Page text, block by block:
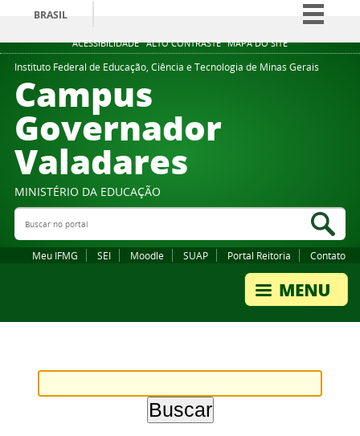
ACESSIBILIDADE ALTO CONTRASTE MAPA DO SITE
BRASIL
Simplifique!
Comunica BR
Instituto Federal de Educação, Ciência e Tecnologia de Minas Gerais
Campus
Governador
Valadares
MINISTÉRIO DA EDUCAÇÃO
Buscar no portal
Meu IFMG SEI Moodle SUAP Portal Reitoria Contato